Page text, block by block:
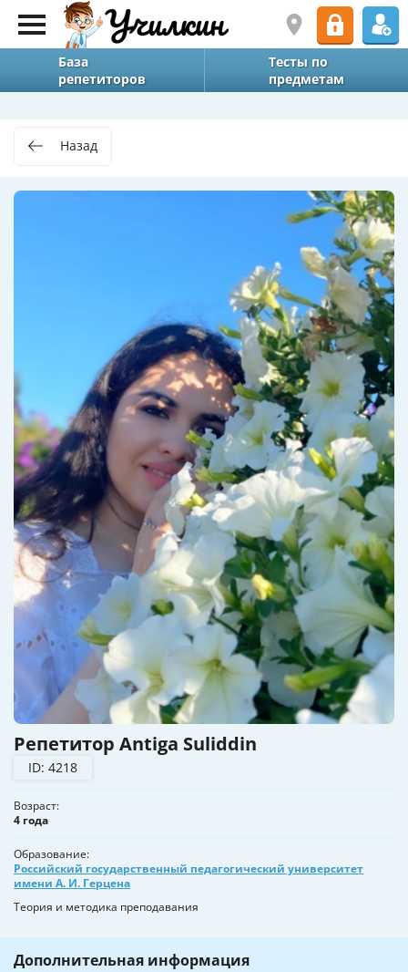
База
репетиторов
Тесты по
предметам
Назад
Репетитор Antiga Suliddin
ID: 4218
Возраст
4 года
Образование
Российский государственный педагогический университет
имени А. И. Герцена
Теория и методика преподавания
Дополнительная информация